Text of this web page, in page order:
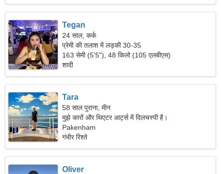
Tegan
24 साल, कर्क
प्रेमी की तलाश में लड़की 30-35
163 सेमी (5'5"), 48 किलो (105 एलबीएस)
शादी
Tara
58 साल पुराना, मीन
मुझे कारों और थिएटर आर्ट्स में दिलचस्पी है।
Pakenham
गंभीर रिश्ते
Oliver